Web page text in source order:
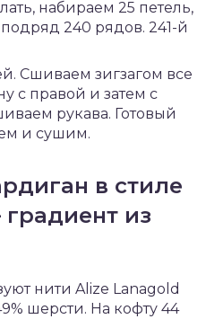
набираем 25 петель,
240 рядов. 241-й
Сшиваем зигзагом все
с правой и затем с
рукава. Готовый
и сушим.
в стиле
из
нити Alize Lanagold
шерсти. На кофту 44